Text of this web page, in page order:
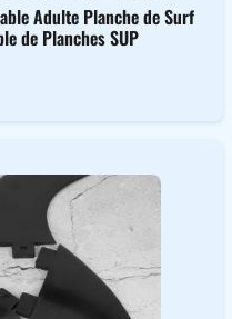
Adulte Planche de Surf
de Planches SUP